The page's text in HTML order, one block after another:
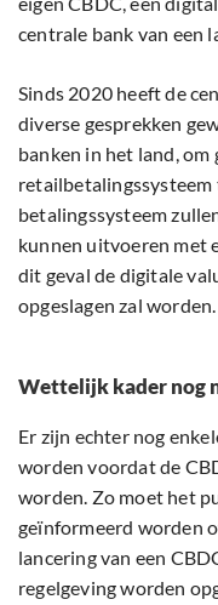
centrale bank van een
Sinds 2020 heeft de
diverse gesprekken
banken in het land, om
betalingssysteem
kunnen uitvoeren met
dit geval de digitale
opgeslagen zal worden.
Wettelijk kader nog
Er zijn echter nog
worden voordat de
worden. Zo moet het
geïnformeerd worden
lancering van een
regelgeving worden